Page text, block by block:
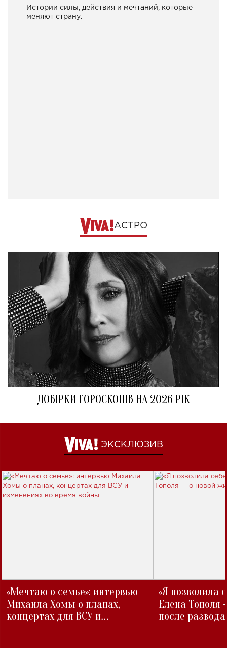
Истории силы, действия и мечтаний, которые
меняют страну.
АСТРО
ДОБІРКИ ГОРОСКОПІВ НА 2026 РІК
ЭКСКЛЮЗИВ
«Мечтаю о семье»: интервью
Михаила Хомы о планах,
концертах для ВСУ и
«Я позволила
Елена Тополя
после развода